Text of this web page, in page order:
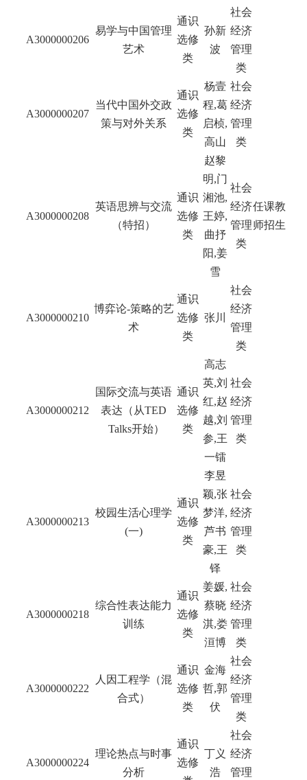
A3000000206
易学与中国管理
艺术
通识
选修
类
孙新
波
社会
经济
管理
类
A3000000207
当代中国外交政
策与对外关系
通识
选修
类
杨壹
程,葛
启桢,
高山
社会
经济
管理
类
A3000000208
英语思辨与交流
（特招）
通识
选修
类
赵黎
明,门
湘池,
王婷,
曲抒
阳,姜
雪
社会
经济
管理
类
任课教
师招生
A3000000210
博弈论-策略的艺
术
通识
选修
类
张川
社会
经济
管理
类
A3000000212
国际交流与英语
表达（从TED
Talks开始）
通识
选修
类
高志
英,刘
红,赵
越,刘
参,王
一镭
社会
经济
管理
类
A3000000213
校园生活心理学
(一)
通识
选修
类
李昱
颖,张
梦洋,
芦书
豪,王
铎
社会
经济
管理
类
A3000000218
综合性表达能力
训练
通识
选修
类
姜媛,
蔡晓
淇,娄
洹博
社会
经济
管理
类
A3000000222
人因工程学（混
合式）
通识
选修
类
金海
哲,郭
伏
社会
经济
管理
类
A3000000224
理论热点与时事
分析
通识
选修
丁义
浩
社会
经济
管理